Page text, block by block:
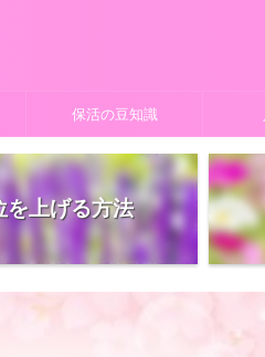
保活の豆知識
を上げる方法